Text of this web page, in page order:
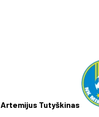
Artemijus Tutyškinas